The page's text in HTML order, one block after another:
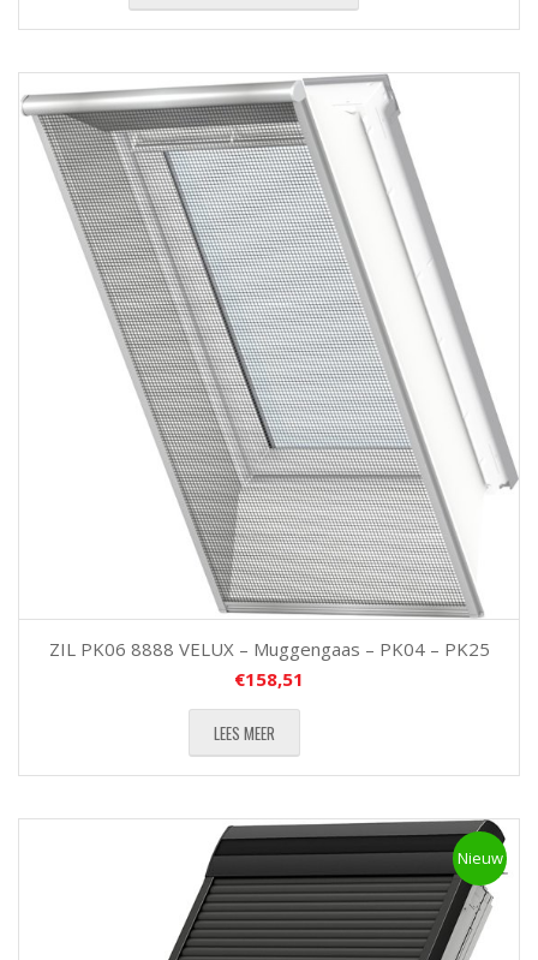
ZIL PK06 8888 VELUX – Muggengaas – PK04 – PK25
€158,51
LEES MEER
Nieuw